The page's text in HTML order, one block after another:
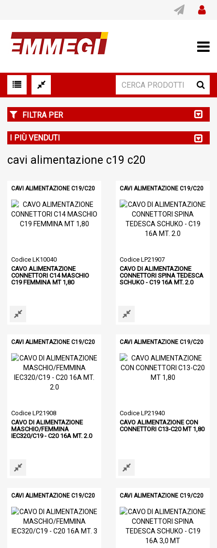
FILTRA PER
I PIÙ VENDUTI
cavi alimentazione c19 c20
CAVI ALIMENTAZIONE C19/C20
Codice LK10040
CAVO ALIMENTAZIONE
CONNETTORI C14 MASCHIO
C19 FEMMINA MT 1,80
CAVI ALIMENTAZIONE C19/C20
Codice LP21907
CAVO DI ALIMENTAZIONE
CONNETTORI SPINA TEDESCA
SCHUKO - C19 16A MT. 2.0
CAVI ALIMENTAZIONE C19/C20
Codice LP21908
CAVO DI ALIMENTAZIONE
MASCHIO/FEMMINA
IEC320/C19 - C20 16A MT. 2.0
CAVI ALIMENTAZIONE C19/C20
Codice LP21940
CAVO ALIMENTAZIONE CON
CONNETTORI C13-C20 MT 1,80
CAVI ALIMENTAZIONE C19/C20 CAVI ALIMENTAZIONE C19/C20